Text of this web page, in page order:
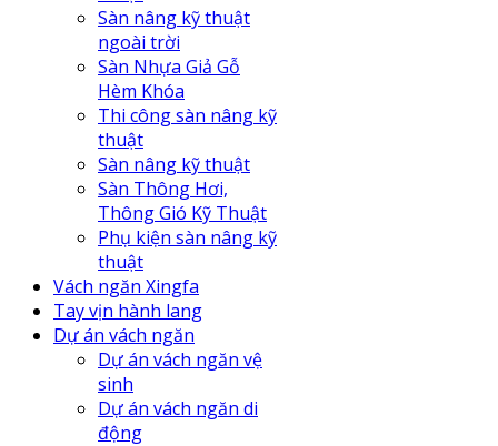
Sàn nâng kỹ thuật
ngoài trời
Sàn Nhựa Giả Gỗ
Hèm Khóa
Thi công sàn nâng kỹ
thuật
Sàn nâng kỹ thuật
Sàn Thông Hơi,
Thông Gió Kỹ Thuật
Phụ kiện sàn nâng kỹ
thuật
Vách ngăn Xingfa
Tay vịn hành lang
Dự án vách ngăn
Dự án vách ngăn vệ
sinh
Dự án vách ngăn di
động